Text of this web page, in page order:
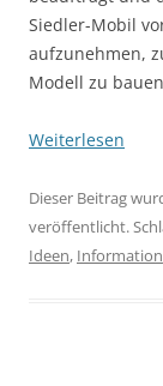
Siedler-Mobil
aufzunehmen,
Modell zu
Weiterlesen
Dieser Beitrag
veröffentlicht.
Ideen, Information